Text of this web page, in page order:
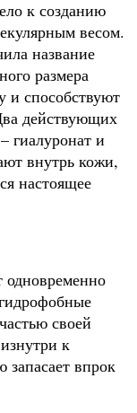
к созданию
весом.
название
размера
и способствуют
действующих
гиалуронат и
внутрь кожи,
настоящее
одновременно
своей
к
запасает впрок